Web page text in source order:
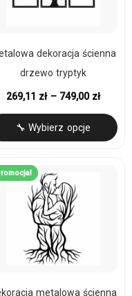
dekoracja ścienna
drzewo tryptyk
269,11 zł – 749,00 zł
🔧 Wybierz opcje
metalowa ścienna